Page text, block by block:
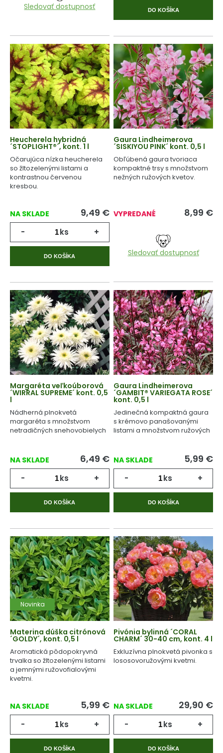
Sledovať dostupnosť DO KOŠÍKA
Heucherela hybridná
´STOPLIGHT®´, kont. 1 l
Očarujúca nízka heucherela
so žltozelenými listami a
kontrastnou červenou
kresbou.
NA SKLADE 9,49 €
- ks +
DO KOŠÍKA
Gaura Lindheimerova
´SISKIYOU PINK´ kont. 0,5 l
Obľúbená gaura tvoriaca
kompaktné trsy s množstvom
nežných ružových kvetov.
VYPREDANÉ 8,99 €
Sledovať dostupnosť
Margaréta veľkoúborová
´WIRRAL SUPREME´ kont. 0,5
l
Nádherná plnokvetá
margaréta s množstvom
netradičných snehovobielych
NA SKLADE 6,49 €
- ks +
DO KOŠÍKA
Gaura Lindheimerova
´GAMBIT® VARIEGATA ROSE´
kont. 0,5 l
Jedinečná kompaktná gaura
s krémovo panašovanými
listami a množstvom ružových
NA SKLADE 5,99 €
- ks +
DO KOŠÍKA
Novinka
Materina dúška citrónová
´GOLDY´, kont. 0,5 l
Aromatická pôdopokryvná
trvalka so žltozelenými listami
a jemnými ružovofialovými
kvetmi.
NA SKLADE 5,99 €
- ks +
DO KOŠÍKA
Pivónia bylinná ´CORAL
CHARM´ 30-40 cm, kont. 4 l
Exkluzívna plnokvetá pivonka s
lososovoružovými kvetmi.
NA SKLADE 29,90 €
- ks +
DO KOŠÍKA